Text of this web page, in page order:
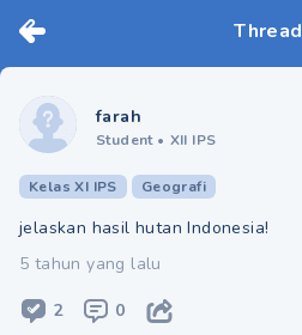
Thread
farah
Student • XII IPS
Kelas XI IPS Geografi
jelaskan hasil hutan Indonesia!
5 tahun yang lalu
2 0